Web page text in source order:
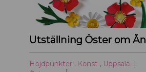
Utställning Öster om Ån
Höjdpunkter , Konst , Uppsala